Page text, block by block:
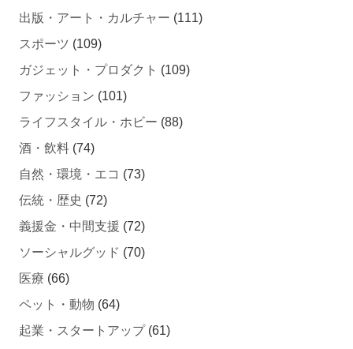
出版・アート・カルチャー (111)
スポーツ (109)
ガジェット・プロダクト (109)
ファッション (101)
ライフスタイル・ホビー (88)
酒・飲料 (74)
自然・環境・エコ (73)
伝統・歴史 (72)
義援金・中間支援 (72)
ソーシャルグッド (70)
医療 (66)
ペット・動物 (64)
起業・スタートアップ(61)